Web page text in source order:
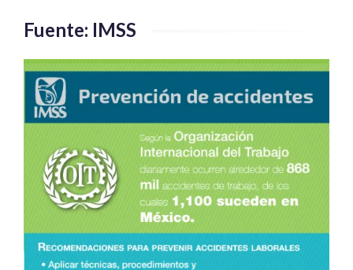
Fuente: IMSS